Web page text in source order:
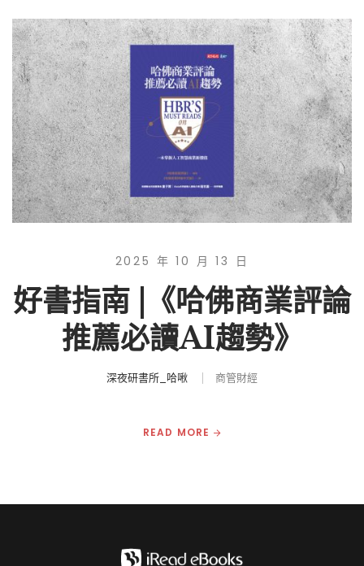
2025 年 10 月 13 日
好書指南 |《哈佛商業評論
推薦必讀AI趨勢》
深夜研書所_哈啾 商管財經
READ MORE